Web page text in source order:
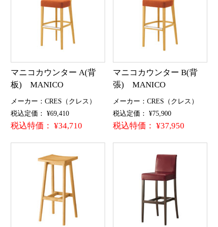
マニコカウンター A(背
板) MANICO
メーカー：CRES（クレス）
税込定価： ¥69,410
税込特価： ¥34,710
マニコカウンター B(背
張) MANICO
メーカー：CRES（クレス）
税込定価： ¥75,900
税込特価： ¥37,950